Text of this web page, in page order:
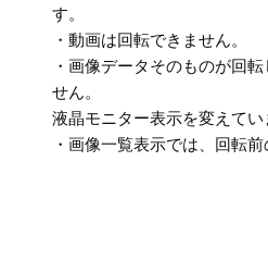
す。
・動画は回転できません。
・画像データそのものが回
せん。
液晶モニター表示を変えてい
・画像一覧表示では、回転